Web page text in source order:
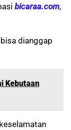
bicaraa.com,
dianggap
Kebutaan